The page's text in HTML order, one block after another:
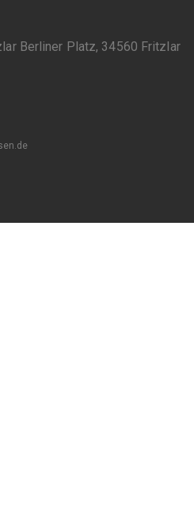
Berliner Platz, 34560 Fritzlar